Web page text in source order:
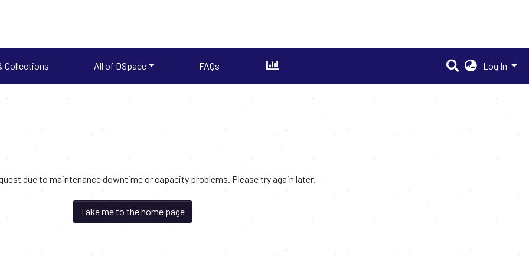
Collections All of DSpace FAQs Log In
due to maintenance downtime or capacity problems. Please try again later.
Take me to the home page